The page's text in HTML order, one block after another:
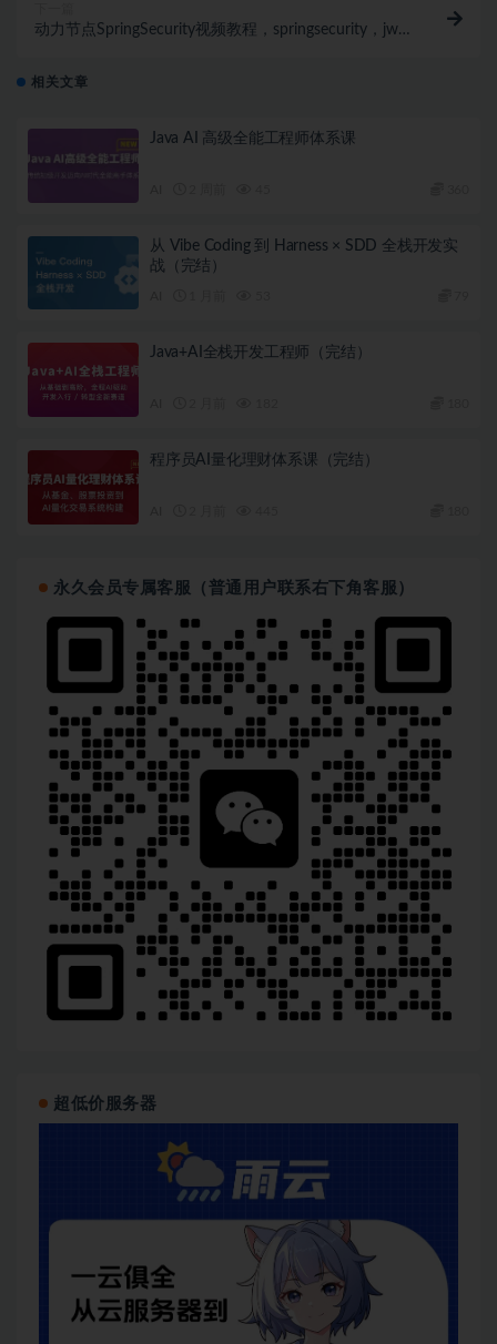
动力节点SpringSecurity视频教程，springsecurity，jwt
相关文章
Java AI 高级全能工程师体系课
从 Vibe Coding 到 Harness × SDD 全栈开发实
战（完结）
Java+AI全栈开发工程师（完结）
程序员AI量化理财体系课（完结）
永久会员专属客服（普通用户联系右下角客服）
超低价服务器